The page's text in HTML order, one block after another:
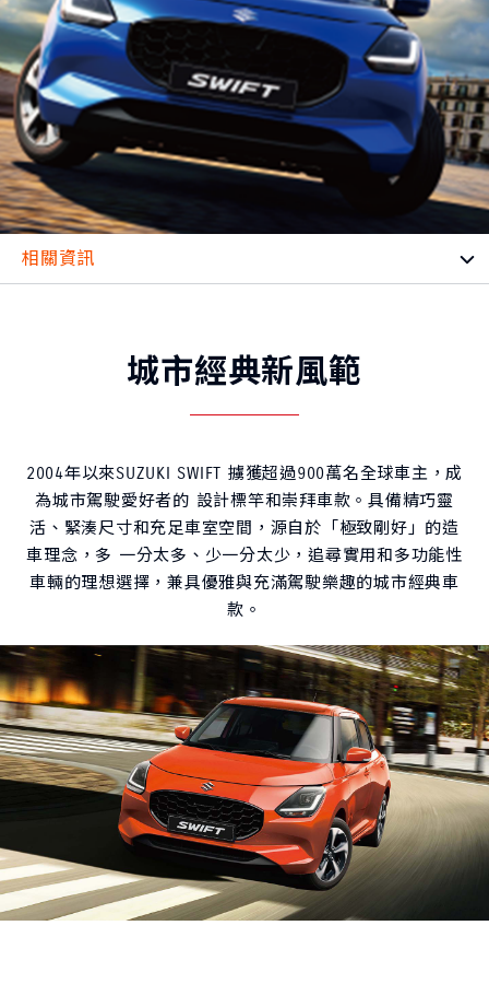
城市經典新風範
2004年以來SUZUKI SWIFT 擄獲超過900萬名全球車主，成
為城市駕駛愛好者的 設計標竿和崇拜車款。具備精巧靈
活、緊湊尺寸和充足車室空間，源自於「極致剛好」的造
車理念，多 一分太多、少一分太少，追尋實用和多功能性
車輛的理想選擇，兼具優雅與充滿駕駛樂趣的城市經典車
款。